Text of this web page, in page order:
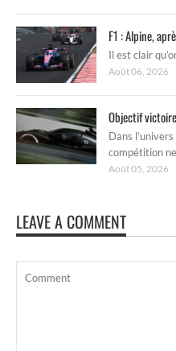
F1 : Alpine,
Il est clair
Août 06, 2026
Objectif
Dans
compétition
Août 05, 2026
LEAVE A COMMENT